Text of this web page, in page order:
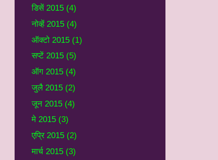
डिसें 2015 (4)
नोव्हें 2015 (4)
ऑक्टो 2015 (1)
सप्टें 2015 (5)
ऑग 2015 (4)
जुलै 2015 (2)
जून 2015 (4)
मे 2015 (3)
एप्रि 2015 (2)
मार्च 2015 (3)